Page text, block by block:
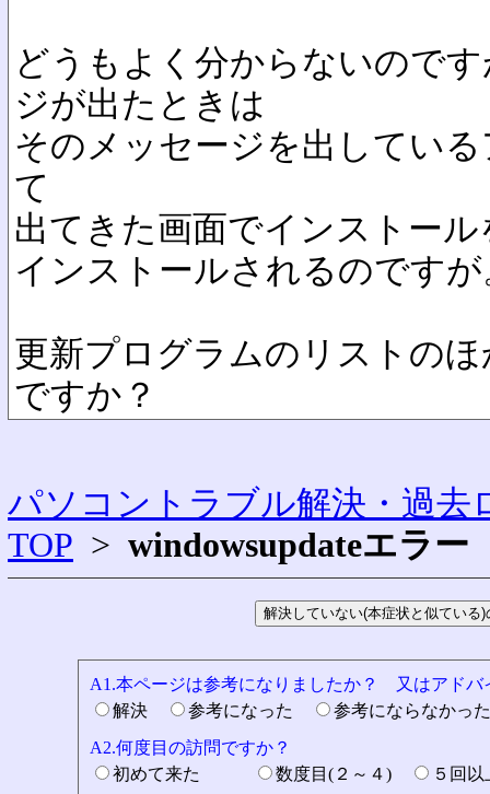
どうもよく分からないので
ジが出たときは
そのメッセージを出してい
て
出てきた画面でインストー
インストールされるのですが
更新プログラムのリストの
ですか？
パソコントラブル解決・過去
TOP > windowsupdateエラー
A1.本ページは参考になりましたか？ 又はアドバ
解決
参考になった
参考にならなか
A2.何度目の訪問ですか？
初めて来た
数度目(２～４) ５回